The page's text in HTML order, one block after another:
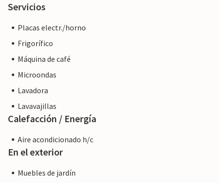
Servicios
Placas electr./horno
Frigorífico
Máquina de café
Microondas
Lavadora
Lavavajillas
Calefacción / Energía
Aire acondicionado h/c
En el exterior
Muebles de jardín